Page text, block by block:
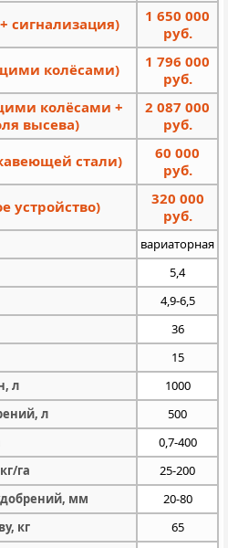
сигнализация)
1 650 000
руб.
колёсами)
1 796 000
руб.
колёсами +
высева)
2 087 000
руб.
стали)
60 000
руб.
устройство)
320 000
руб.
вариаторная
5,4
4,9-6,5
36
15
л
1000
л
500
0,7-400
га
25-200
мм
20-80
кг
65